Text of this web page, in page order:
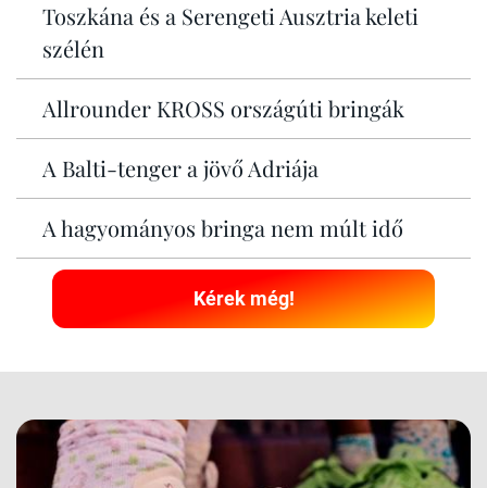
Toszkána és a Serengeti Ausztria keleti
szélén
Allrounder KROSS országúti bringák
A Balti-tenger a jövő Adriája
A hagyományos bringa nem múlt idő
Kérek még!